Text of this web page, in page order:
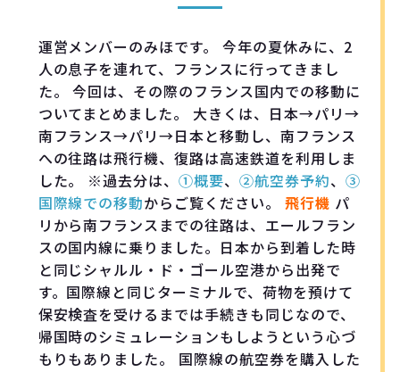
運営メンバーのみほです。 今年の夏休みに、2
人の息子を連れて、フランスに行ってきまし
た。 今回は、その際のフランス国内での移動に
ついてまとめました。 大きくは、日本→パリ→
南フランス→パリ→日本と移動し、南フランス
への往路は飛行機、復路は高速鉄道を利用しま
した。 ※過去分は、①概要、②航空券予約、 ③
国際線での移動からご覧ください。 飛行機 パ
リから南フランスまでの往路は、エールフラン
スの国内線に乗りました。日本から到着した時
と同じシャルル・ド・ゴール空港から出発で
す。国際線と同じターミナルで、荷物を預けて
保安検査を受けるまでは手続きも同じなので、
帰国時のシミュレーションもしようという心づ
もりもありました。 国際線の航空券を購入した